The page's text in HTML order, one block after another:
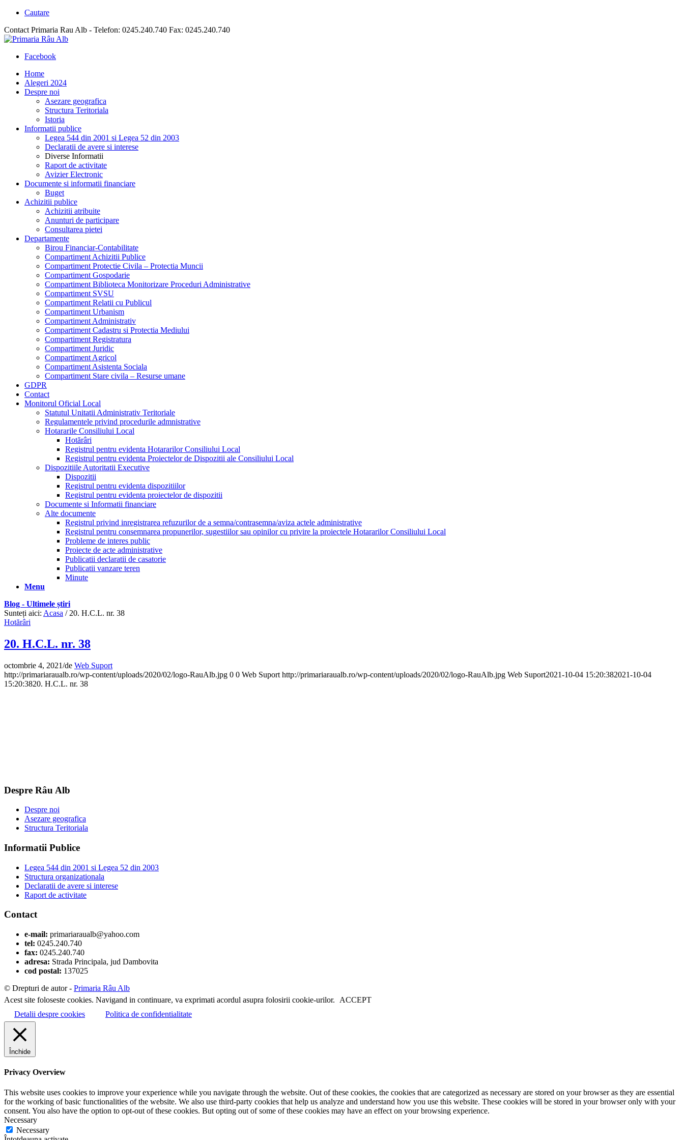
Cautare
Contact Primaria Rau Alb - Telefon: 0245.240.740 Fax: 0245.240.740
Facebook
Home
Alegeri 2024
Despre noi
Asezare geografica
Structura Teritoriala
Istoria
Informatii publice
Legea 544 din 2001 si Legea 52 din 2003
Declaratii de avere si interese
Diverse Informatii
Raport de activitate
Avizier Electronic
Documente si informatii financiare
Buget
Achizitii publice
Achizitii atribuite
Anunturi de participare
Consultarea pietei
Departamente
Birou Financiar-Contabilitate
Compartiment Achizitii Publice
Compartiment Protectie Civila – Protectia Muncii
Compartiment Gospodarie
Compartiment Biblioteca Monitorizare Proceduri Administrative
Compartiment SVSU
Compartiment Relatii cu Publicul
Compartiment Urbanism
Compartiment Administrativ
Compartiment Cadastru si Protectia Mediului
Compartiment Registratura
Compartiment Juridic
Compartiment Agricol
Compartiment Asistenta Sociala
Compartiment Stare civila – Resurse umane
GDPR
Contact
Monitorul Oficial Local
Statutul Unitatii Administrativ Teritoriale
Regulamentele privind procedurile admnistrative
Hotararile Consiliului Local
Hotărâri
Registrul pentru evidenta Hotararilor Consiliului Local
Registrul pentru evidenta Proiectelor de Dispozitii ale Consiliului Local
Dispozitiile Autoritatii Executive
Dispozitii
Registrul pentru evidenta dispozitiilor
Registrul pentru evidenta proiectelor de dispozitii
Documente si Informatii financiare
Alte documente
Registrul privind inregistrarea refuzurilor de a semna/contrasemna/aviza actele administrative
Registrul pentru consemnarea propunerilor, sugestiilor sau opinilor cu privire la proiectele Hotararilor Consiliului Local
Probleme de interes public
Proiecte de acte administrative
Publicatii declaratii de casatorie
Publicatii vanzare teren
Minute
Menu
Blog - Ultimele știri
Sunteți aici: Acasa / 20. H.C.L. nr. 38
Hotărâri
20. H.C.L. nr. 38
octombrie 4, 2021/de Web Suport
http://primariaraualb.ro/wp-content/uploads/2020/02/logo-RauAlb.jpg 0 0 Web Suport http://primariaraualb.ro/wp-content/uploads/2020/02/logo-RauAlb.jpg Web Suport2021-10-04 15:20:382021-10-04
15:20:3820. H.C.L. nr. 38
Despre Râu Alb
Despre noi
Asezare geografica
Structura Teritoriala
Informatii Publice
Legea 544 din 2001 si Legea 52 din 2003
Structura organizationala
Declaratii de avere si interese
Raport de activitate
Contact
e-mail: primariaraualb@yahoo.com
tel: 0245.240.740
fax: 0245.240.740
adresa: Strada Principala, jud Dambovita
cod postal: 137025
© Drepturi de autor - Primaria Râu Alb
Acest site foloseste cookies. Navigand in continuare, va exprimati acordul asupra folosirii cookie-urilor.
ACCEPT
Detalii despre cookies
Politica de confidentialitate
Închide
Privacy Overview
This website uses cookies to improve your experience while you navigate through the website. Out of these cookies, the cookies that are categorized as necessary are stored on your browser as they are essential
for the working of basic functionalities of the website. We also use third-party cookies that help us analyze and understand how you use this website. These cookies will be stored in your browser only with your
consent. You also have the option to opt-out of these cookies. But opting out of some of these cookies may have an effect on your browsing experience.
Necessary
Necessary